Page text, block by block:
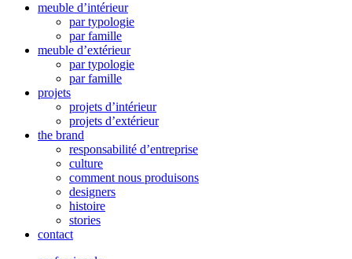
meuble d’intérieur
par typologie
par famille
meuble d’extérieur
par typologie
par famille
projets
projets d’intérieur
projets d’extérieur
the brand
responsabilité d’entreprise
culture
comment nous produisons
designers
histoire
stories
contact